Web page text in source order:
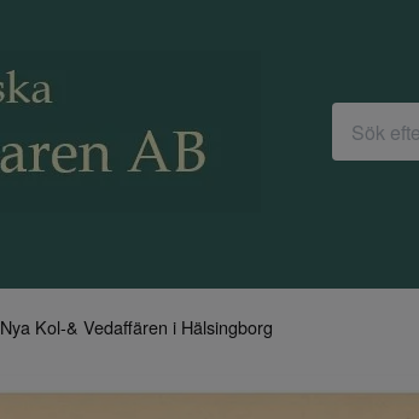
Nya Kol-& Vedaffären i Hälsingborg